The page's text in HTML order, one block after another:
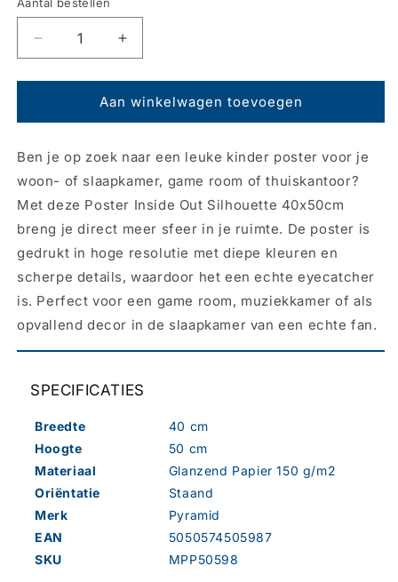
prijs
Aantal
verlagen
voor
Inside
-
Silhouette
Aantal
verhogen
voor
Poster
Inside
-
Silhouette
40x50cm
Aan winkelwagen toevoegen
Ben je op zoek naar een leuke kinder poster voor je
woon- of slaapkamer, game room of thuiskantoor?
Met deze Poster Inside Out Silhouette 40x50cm
breng je direct meer sfeer in je ruimte. De poster is
gedrukt in hoge resolutie met diepe kleuren en
scherpe details, waardoor het een echte eyecatcher
is. Perfect voor een game room, muziekkamer of als
opvallend decor in de slaapkamer van een echte fan.
SPECIFICATIES
Breedte
40 cm
Hoogte
50 cm
Materiaal
Glanzend Papier 150 g/m2
Oriëntatie
Staand
Merk
Pyramid
EAN
5050574505987
SKU
MPP50598